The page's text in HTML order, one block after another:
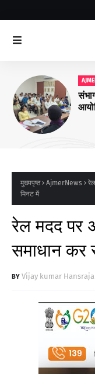
मुख्यपृष्ठ AjmerNews
मिनट में
रेल मदद पर
समाधान कर
Vijay kumar